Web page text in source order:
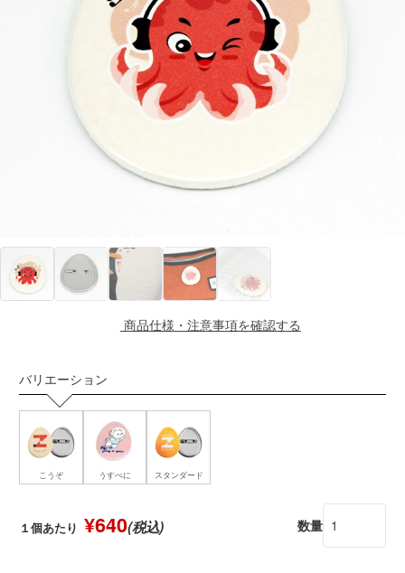
商品仕様・注意事項を確認する
バリエーション
こうぞ うすべに スタンダード
１個あたり ¥640(税込) 数量